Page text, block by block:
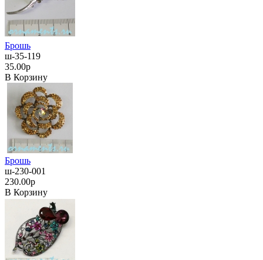
Брошь
ш-35-119
35.00р
В Корзину
Брошь
ш-230-001
230.00р
В Корзину